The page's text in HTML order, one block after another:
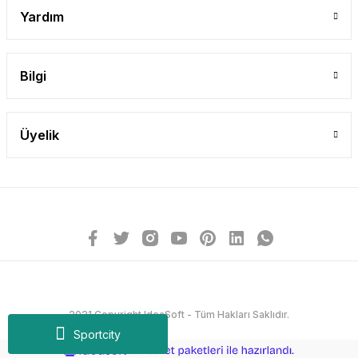
Sportcity
Yardım
Bilgi
Üyelik
2021 Copyright IdeaSoft - Tüm Hakları Saklıdır.
e-